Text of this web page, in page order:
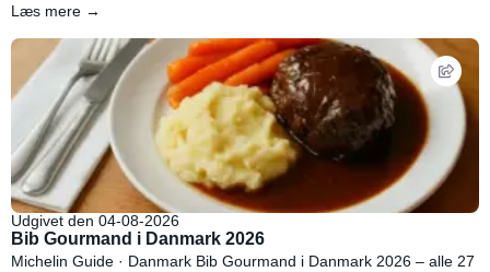
Læs mere →
Udgivet den 04-08-2026
Bib Gourmand i Danmark 2026
Michelin Guide · Danmark Bib Gourmand i Danmark 2026 – alle 27